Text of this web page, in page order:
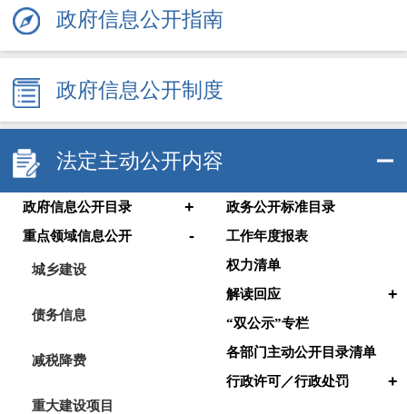
政府信息公开指南
政府信息公开制度
法定主动公开内容
政府信息公开目录 +
政务公开标准目录
重点领域信息公开
-
城乡建设
债务信息
减税降费
重大建设项目
工作年度报表
权力清单
解读回应
+
“双公示”专栏
各部门主动公开目录清单
行政许可／行政处罚
+